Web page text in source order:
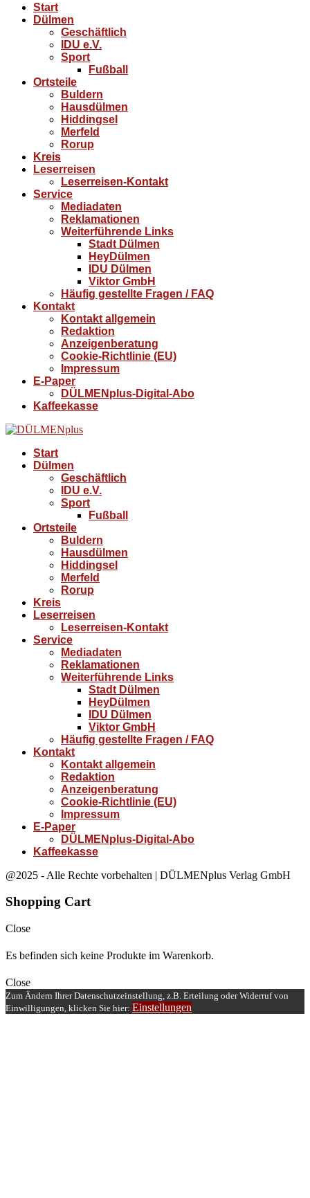
Start
Dülmen
Geschäftlich
IDU e.V.
Sport
Fußball
Ortsteile
Buldern
Hausdülmen
Hiddingsel
Merfeld
Rorup
Kreis
Leserreisen
Leserreisen-Kontakt
Service
Mediadaten
Reklamationen
Weiterführende Links
Stadt Dülmen
HeyDülmen
IDU Dülmen
Viktor GmbH
Häufig gestellte Fragen / FAQ
Kontakt
Kontakt allgemein
Redaktion
Anzeigenberatung
Cookie-Richtlinie (EU)
Impressum
E-Paper
DÜLMENplus-Digital-Abo
Kaffeekasse
Start
Dülmen
Geschäftlich
IDU e.V.
Sport
Fußball
Ortsteile
Buldern
Hausdülmen
Hiddingsel
Merfeld
Rorup
Kreis
Leserreisen
Leserreisen-Kontakt
Service
Mediadaten
Reklamationen
Weiterführende Links
Stadt Dülmen
HeyDülmen
IDU Dülmen
Viktor GmbH
Häufig gestellte Fragen / FAQ
Kontakt
Kontakt allgemein
Redaktion
Anzeigenberatung
Cookie-Richtlinie (EU)
Impressum
E-Paper
DÜLMENplus-Digital-Abo
Kaffeekasse
@2025 - Alle Rechte vorbehalten | DÜLMENplus Verlag GmbH
Shopping Cart
Close
Es befinden sich keine Produkte im Warenkorb.
Close
Zum Ändern Ihrer Datenschutzeinstellung, z.B. Erteilung oder Widerruf von
Einwilligungen, klicken Sie hier: Einstellungen